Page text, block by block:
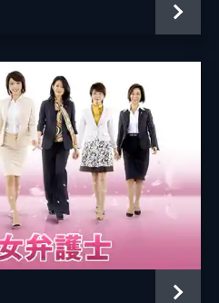
マッサージ
事務所」事務
入る。駆けつ
律事務所」時
おり…。
ら！
暴漢に襲われ
萩原勇士がキ
た事件で、
、「飯島が
める。
村川康敏
大原夕季
松田康志
花小路ゆみ